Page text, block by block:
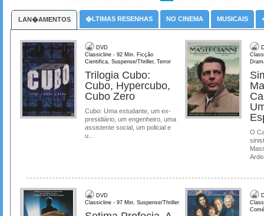
LAN�AMENTOS �LTIMAS RESENHAS NO CINEMA MUSICAIS
DVD
Classicline - 92 Min. Ficção
Cientifica, Suspense/Thriller, Terror
Trilogia Cubo:
Cubo, Hypercubo,
Cubo Zero
Cubo: Uma estudante, um ex-
presidiário, um engenheiro, uma
assistente social, um policial e
u...
O
DVD
Classicline - 97 Min. Suspense/Thriller